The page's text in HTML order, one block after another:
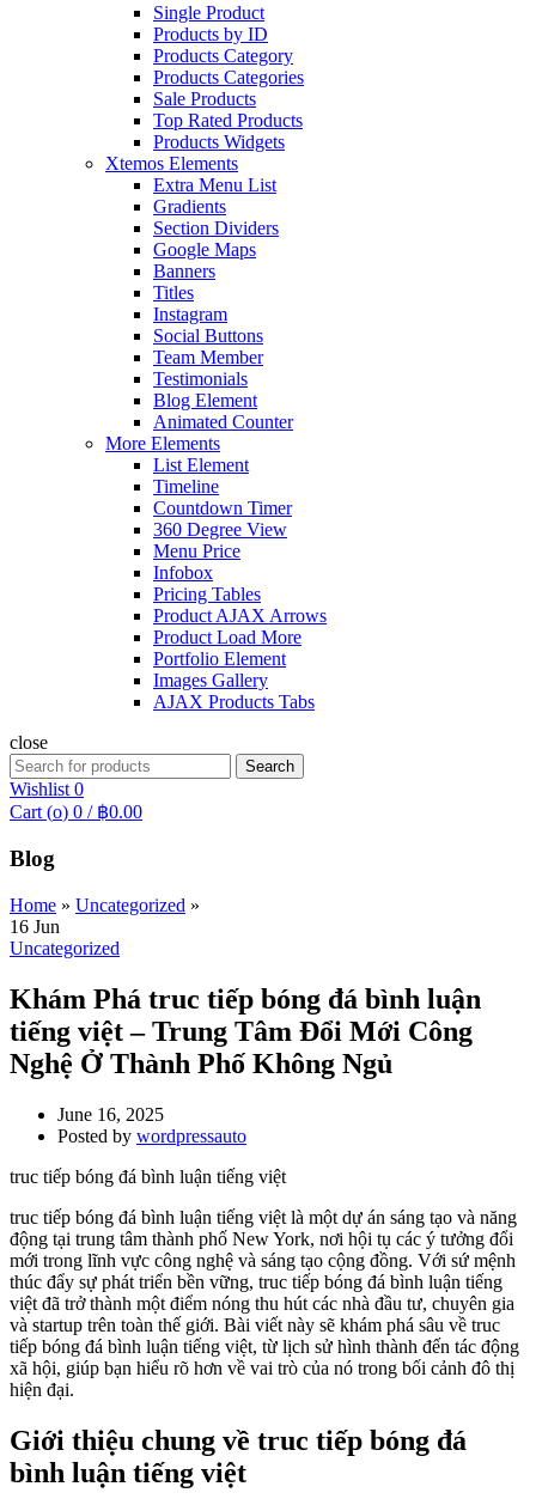
Single Product
Products by ID
Products Category
Products Categories
Sale Products
Top Rated Products
Products Widgets
Xtemos Elements
Extra Menu List
Gradients
Section Dividers
Google Maps
Banners
Titles
Instagram
Social Buttons
Team Member
Testimonials
Blog Element
Animated Counter
More Elements
List Element
Timeline
Countdown Timer
360 Degree View
Menu Price
Infobox
Pricing Tables
Product AJAX Arrows
Product Load More
Portfolio Element
Images Gallery
AJAX Products Tabs
close
Search
for:
Search
Wishlist 0
Cart (o) 0 / ฿0.00
Blog
Home » Uncategorized »
16 Jun
Uncategorized
Khám Phá truc tiếp bóng đá bình luận
tiếng việt – Trung Tâm Đổi Mới Công
Nghệ Ở Thành Phố Không Ngủ
June 16, 2025
Posted by wordpressauto
truc tiếp bóng đá bình luận tiếng việt
truc tiếp bóng đá bình luận tiếng việt là một dự án sáng tạo và năng
động tại trung tâm thành phố New York, nơi hội tụ các ý tưởng đổi
mới trong lĩnh vực công nghệ và sáng tạo cộng đồng. Với sứ mệnh
thúc đẩy sự phát triển bền vững, truc tiếp bóng đá bình luận tiếng
việt đã trở thành một điểm nóng thu hút các nhà đầu tư, chuyên gia
và startup trên toàn thế giới. Bài viết này sẽ khám phá sâu về truc
tiếp bóng đá bình luận tiếng việt, từ lịch sử hình thành đến tác động
xã hội, giúp bạn hiểu rõ hơn về vai trò của nó trong bối cảnh đô thị
hiện đại.
Giới thiệu chung về truc tiếp bóng đá
bình luận tiếng việt